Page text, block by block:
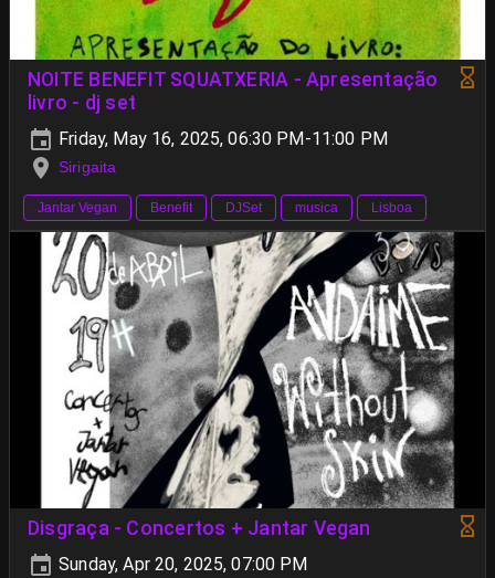
NOITE BENEFIT SQUATXERIA - Apresentação
livro - dj set
Friday, May 16, 2025, 06:30 PM-11:00 PM
Sirigaita
Jantar Vegan Benefit DJSet musica Lisboa
Disgraça - Concertos + Jantar Vegan
Sunday, Apr 20, 2025, 07:00 PM